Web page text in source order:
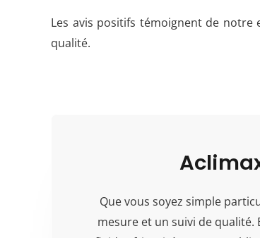
Les avis positifs témoignent de
qualité.
Que vous soyez simple
mesure et un suivi de qualité.